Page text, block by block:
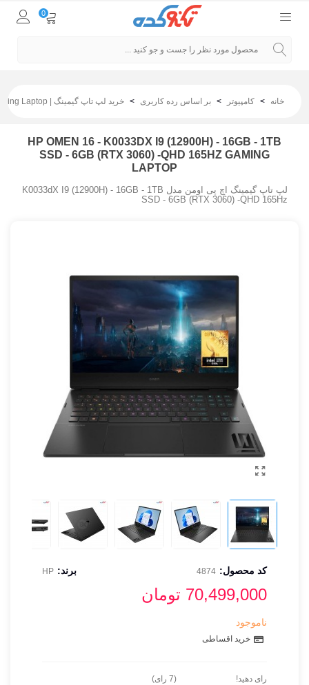
0
خانه > کامپیوتر > بر اساس رده کاربری > خرید لپ تاپ گیمینگ | Gaming Laptop
HP OMEN 16 - K0033DX I9 (12900H) - 16GB - 1TB
SSD - 6GB (RTX 3060) -QHD 165HZ GAMING
LAPTOP
لپ تاپ گیمینگ اچ پی اومن مدل K0033dX I9 (12900H) - 16GB - 1TB
SSD - 6GB (RTX 3060) -QHD 165Hz
کد محصول: 4874 برند: HP
70,499,000 تومان
ناموجود
خرید اقساطی
رای دهید! (
7 رای)